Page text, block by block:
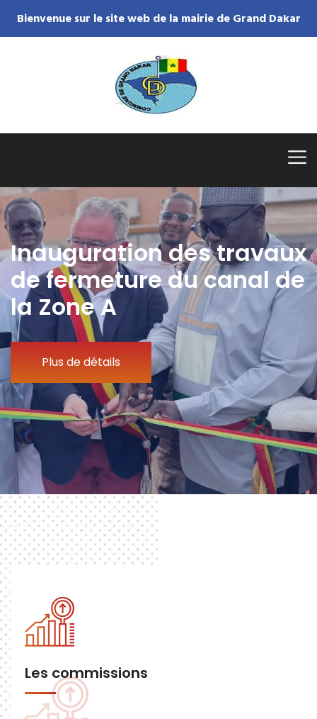
Bienvenue sur le site web de la mairie de Grand Dakar
Inauguration des travaux
de fermeture du canal de
la Zone A
Plus de détails
Les commissions